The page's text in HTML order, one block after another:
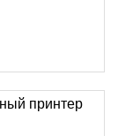
принтер